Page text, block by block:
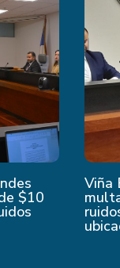
$10
Viña